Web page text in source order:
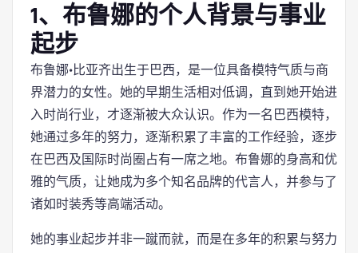
1、布鲁娜的个人背景与事业
起步
布鲁娜·比亚齐出生于巴西，是一位具备模特气质与商
界潜力的女性。她的早期生活相对低调，直到她开始进
入时尚行业，才逐渐被大众认识。作为一名巴西模特，
她通过多年的努力，逐渐积累了丰富的工作经验，逐步
在巴西及国际时尚圈占有一席之地。布鲁娜的身高和优
雅的气质，让她成为多个知名品牌的代言人，并参与了
诸如时装秀等高端活动。
她的事业起步并非一蹴而就，而是在多年的积累与努力